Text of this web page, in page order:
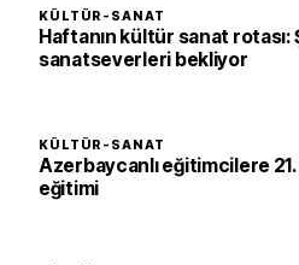
KÜLTÜR-SANAT
Haftanın kültür sanat
sanatseverleri bekliyor
KÜLTÜR-SANAT
Azerbaycanlı eğitimcilere
eğitimi